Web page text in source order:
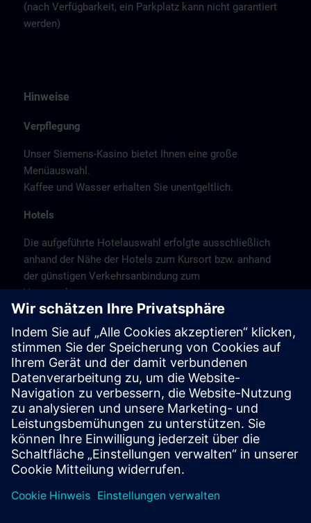
(nach Verfügbarkeit, ein Parkplatz kann nicht garantiert
werden)
Hinweise
Verpflegung
Unser Siemens-Kasino bietet Ihnen eine große
Menüauswahl.
Kaffee und Wasser erhalten Sie unentgeltlich.
Hotels
Die aufgeführte Hotelauswahl erfolgte ausschließlich
anhand der Nähe der Hotels zum Kursort bzw. anhand
der günstigen Verkehrsanbindung zum
Veranstaltungsort.
Es handelt sich hierbei nicht um Siemens-
Vertragshotels, daher können wir für die Qualität der
Hotels keine Gewähr übernehmen.
Bitte beachten Sie, dass aufgrund von Messen oder
anderen Großereignissendie Hotels nur begrenzte
Kapzitäten haben. Buchen Sie daher frühzeitig!
Stornierung
Bitte stornieren Sie schriftlich.